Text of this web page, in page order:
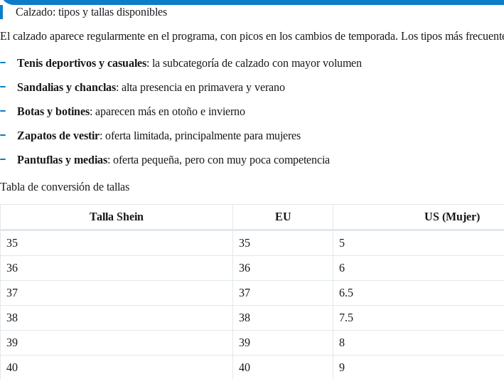
Calzado: tipos y tallas disponibles
El calzado aparece regularmente en el programa, con picos en los cambios de temporada. Los tipos más
Tenis deportivos y casuales: la subcategoría de calzado con mayor volumen
Sandalias y chanclas: alta presencia en primavera y verano
Botas y botines: aparecen más en otoño e invierno
Zapatos de vestir: oferta limitada, principalmente para mujeres
Pantuflas y medias: oferta pequeña, pero con muy poca competencia
Tabla de conversión de tallas
Talla Shein EU US (Mujer)
35 35 5
36 36 6
37 37 6.5
38 38 7.5
39 39 8
40 40 9